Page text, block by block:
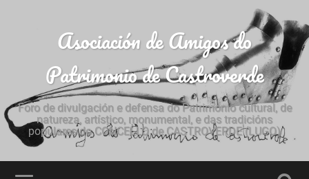
Asociación de Amigos do
Patrimonio de Castroverde
Foro de divulgación e defensa do Patrimonio cultural, de
natureza, artístico, monumental, e das tradicións
populares do CONCELLO de CASTROVERDE (LUGO)